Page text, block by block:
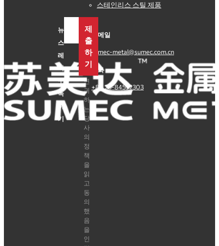
슈퍼알로이 제품
스테인리스 스틸 제품
뉴
스
레
터
구
독
하
제
출
하
기
등
록
을
클
릭
하
면
귀
하
는
당
사
의
정
책
을
읽
고
동
의
했
음
을
이메일
sumec-metal@sumec.com.cn
전화
+86 25-84532303